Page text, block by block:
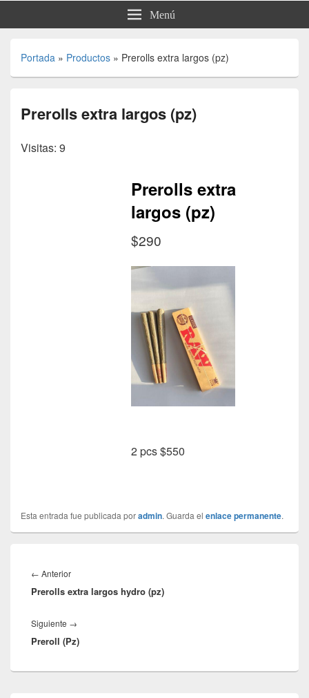
Menú
Portada » Productos » Prerolls extra largos (pz)
Prerolls extra largos (pz)
Visitas: 9
Prerolls extra
largos (pz)
$290
2 pcs $550
Esta entrada fue publicada poradmin. Guarda el enlace permanente.
de
entradas
← AnteriorEntrada
anterior:
Prerolls extra largos hydro (pz)
Siguiente →
siguiente:
Preroll (Pz)